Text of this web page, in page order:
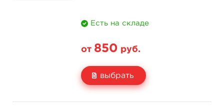
Есть на складе
от 850 руб.
выбрать